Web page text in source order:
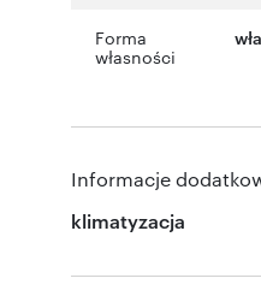
Forma
własności
Informacje
klimatyzacja